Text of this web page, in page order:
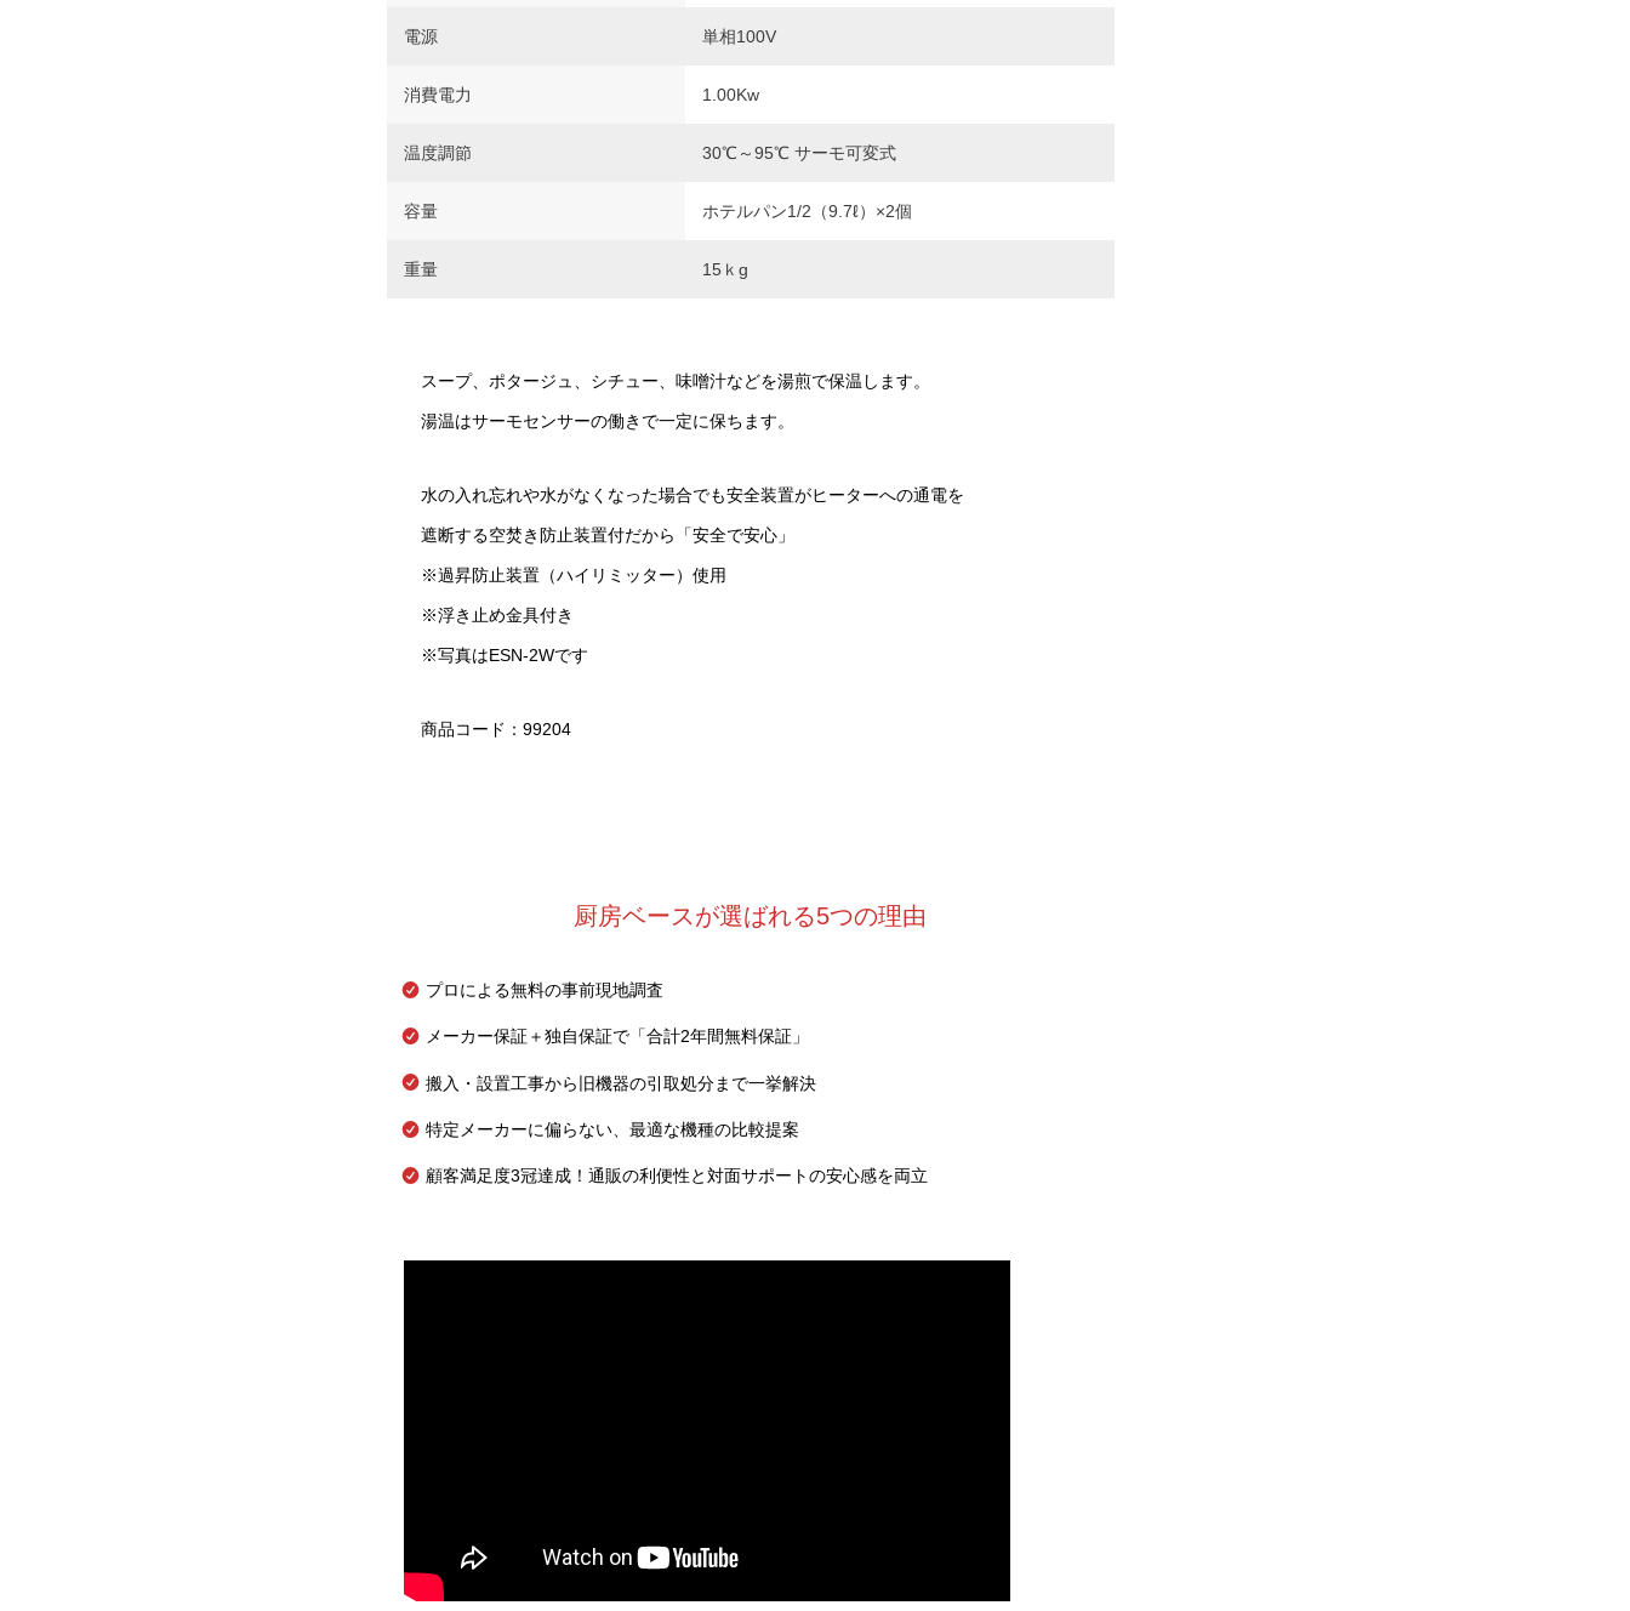
電源 単相100V
消費電力 1.00Kw
温度調節 30℃～95℃ サーモ可変式
容量 ホテルパン1/2（9.7ℓ）×2個
重量 15ｋg
スープ、ポタージュ、シチュー、味噌汁などを湯煎で保温します。
湯温はサーモセンサーの働きで一定に保ちます。
水の入れ忘れや水がなくなった場合でも安全装置がヒーターへの通電を
遮断する空焚き防止装置付だから「安全で安心」
※過昇防止装置（ハイリミッター）使用
※浮き止め金具付き
※写真はESN-2Wです
商品コード：99204
厨房ベースが選ばれる5つの理由
プロによる無料の事前現地調査
メーカー保証＋独自保証で「合計2年間無料保証」
搬入・設置工事から旧機器の引取処分まで一挙解決
特定メーカーに偏らない、最適な機種の比較提案
顧客満足度3冠達成！通販の利便性と対面サポートの安心感を両立